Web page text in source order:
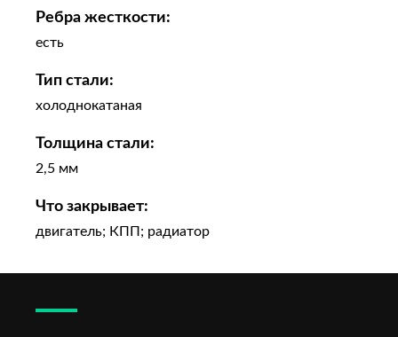
Ребра жесткости:
есть
Тип стали:
холоднокатаная
Толщина стали:
2,5 мм
Что закрывает:
двигатель; КПП; радиатор